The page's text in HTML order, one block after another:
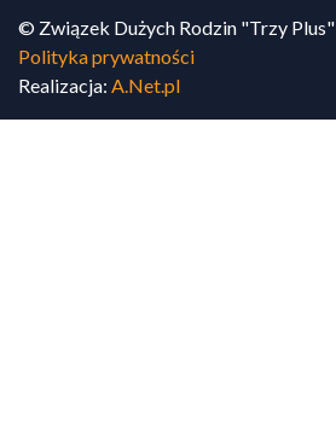
© Związek Dużych Rodzin "Trzy Plus"
Polityka prywatności
Realizacja: A.Net.pl